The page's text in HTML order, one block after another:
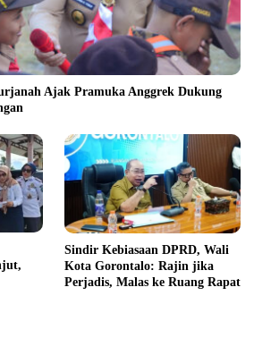
Ajak Pramuka Anggrek Dukung
Sindir Kebiasaan DPRD, Wali
Kota Gorontalo: Rajin jika
Perjadis, Malas ke Ruang Rapat